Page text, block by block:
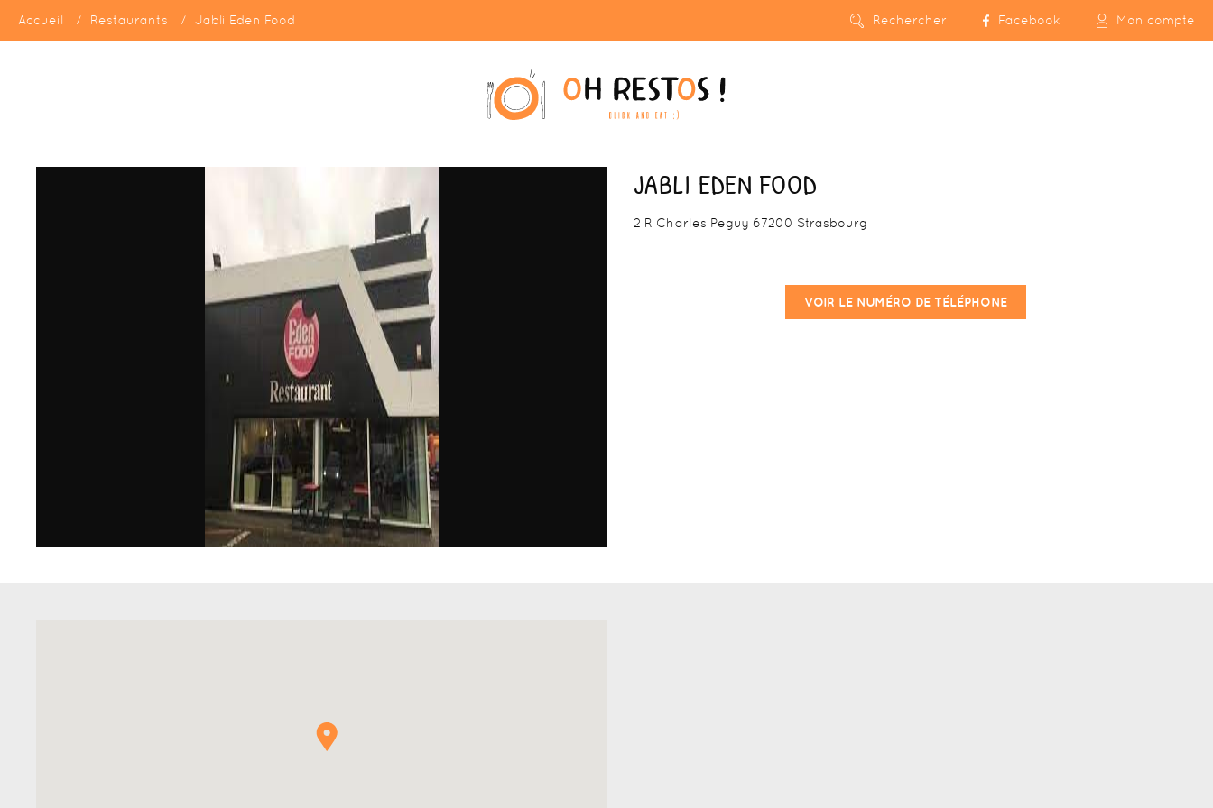
Accueil Restaurants Jabli Eden Food Rechercher Facebook Mon compte
JABLI EDEN FOOD
2 R Charles Peguy 67200 Strasbourg
VOIR LE NUMÉRO DE TÉLÉPHONE